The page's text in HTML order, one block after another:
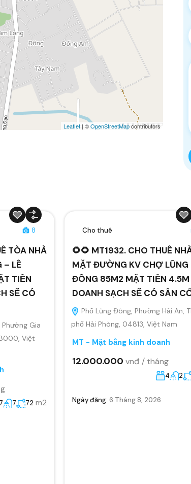
Leaflet | ©OpenStreetMapcontributors
8
TÒA NHÀ
– LÊ
TIỀN
SẼ CÓ
Gia
Việt
7 7 72 m2
Cho thuê
🌻🌻 MT1932. CHO THUÊ
MẶT ĐƯỜNG KV CHỢ LŨNG
ĐÔNG 85M2 MẶT TIỀN 4.5M
DOANH SẠCH SẼ CÓ SÂN
Phố Lũng Đông, Phường Hải An,
phố Hải Phòng, 04813, Việt Nam
MT - Mặt bằng kinh doanh
12.000.000 vnđ / tháng
4 2
Ngày đăng: 6 Tháng 8, 2026